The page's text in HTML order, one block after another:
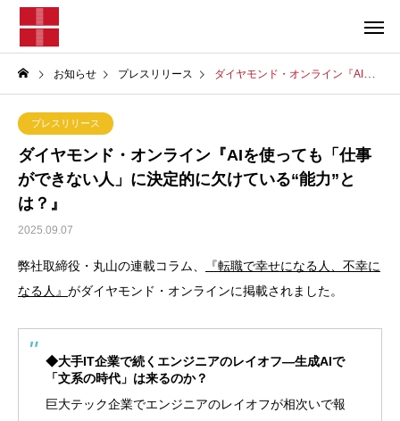
お知らせ プレスリリース ダイヤモンド・オンライン『AIを使っても「仕事ができない人」に決定的に欠けている“能力”とは？』
プレスリリース
ダイヤモンド・オンライン『AIを使っても「仕事
ができない人」に決定的に欠けている“能力”と
は？』
2025.09.07
弊社取締役・丸山の連載コラム、
『転職で幸せになる人、不幸に
なる人』 がダイヤモンド・オンラインに掲載されました。
◆大手IT企業で続くエンジニアのレイオフ―生成AIで
「文系の時代」は来るのか？
巨大テック企業でエンジニアのレイオフが相次いで報